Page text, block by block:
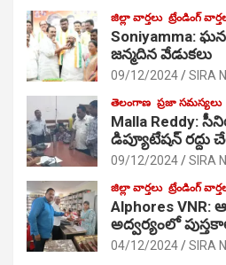
జిల్లా వార్తలు ట్రేండింగ్
Soniyamma:
జ‌న్మ‌దిన వేడుక‌లు
09/12/2024 SIRA
తెలంగాణ ప్రజా సమస్యలు
Malla Reddy:
డిప్యూటేషన్
09/12/2024 SIRA
జిల్లా వార్తలు ట్రేండింగ్
Alphores VNR:
అద్వర్యంలో
04/12/2024 SIRA